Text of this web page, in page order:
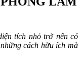
tích nhỏ trở nên có
cách hữu ích mà